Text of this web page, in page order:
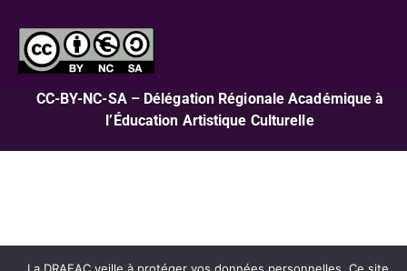
CC-BY-NC-SA – Délégation Régionale Académique à
l’Éducation Artistique Culturelle